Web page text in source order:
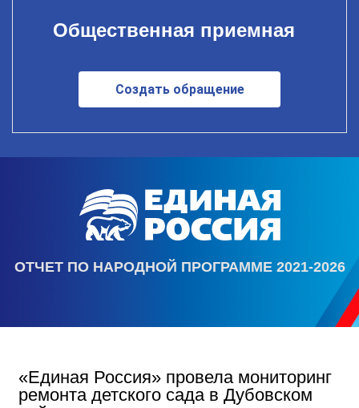
Общественная приемная
Создать обращение
ОТЧЕТ ПО НАРОДНОЙ ПРОГРАММЕ 2021-2026
«Единая Россия» провела мониторинг
ремонта детского сада в Дубовском